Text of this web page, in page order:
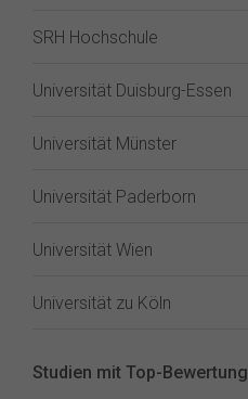
SRH Hochschule
Universität Duisburg-Essen
Universität Münster
Universität Paderborn
Universität Wien
Universität zu Köln
Studien mit Top-Bewertung